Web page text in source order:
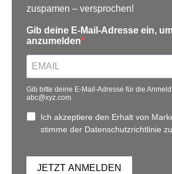
zuspamen – versprochen!
Gib deine E-Mail-Adresse ein,
anzumelden
Gib bitte deine E-Mail-Adresse für die
abc@xyz.com.
Ich akzeptiere den Erhalt von
stimme der Datenschutzrichtlinie zu.
JETZT ANMELDEN